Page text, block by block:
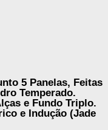
5 Panelas, Feitas
Temperado.
e Fundo Triplo.
e Indução (Jade